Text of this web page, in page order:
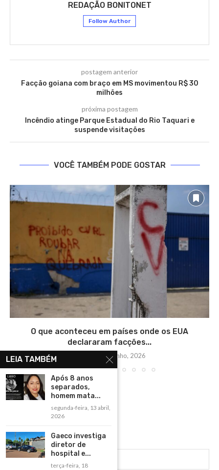
REDAÇÃO BONITONET
Follow Author
postagem anterior
Facção goiana com braço em MS movimentou R$ 30
milhões
próxima postagem
Incêndio atinge Parque Estadual do Rio Taquari e
suspende visitações
VOCÊ TAMBÉM PODE GOSTAR
O que aconteceu em países onde os EUA
declararam facções...
terça-feira, 2 junho, 2026
LEIA TAMBÉM
Após 8 anos
separados,
homem mata...
segunda-feira, 13 abril,
2026
Gaeco investiga
diretor de
hospital e...
terça-feira, 18